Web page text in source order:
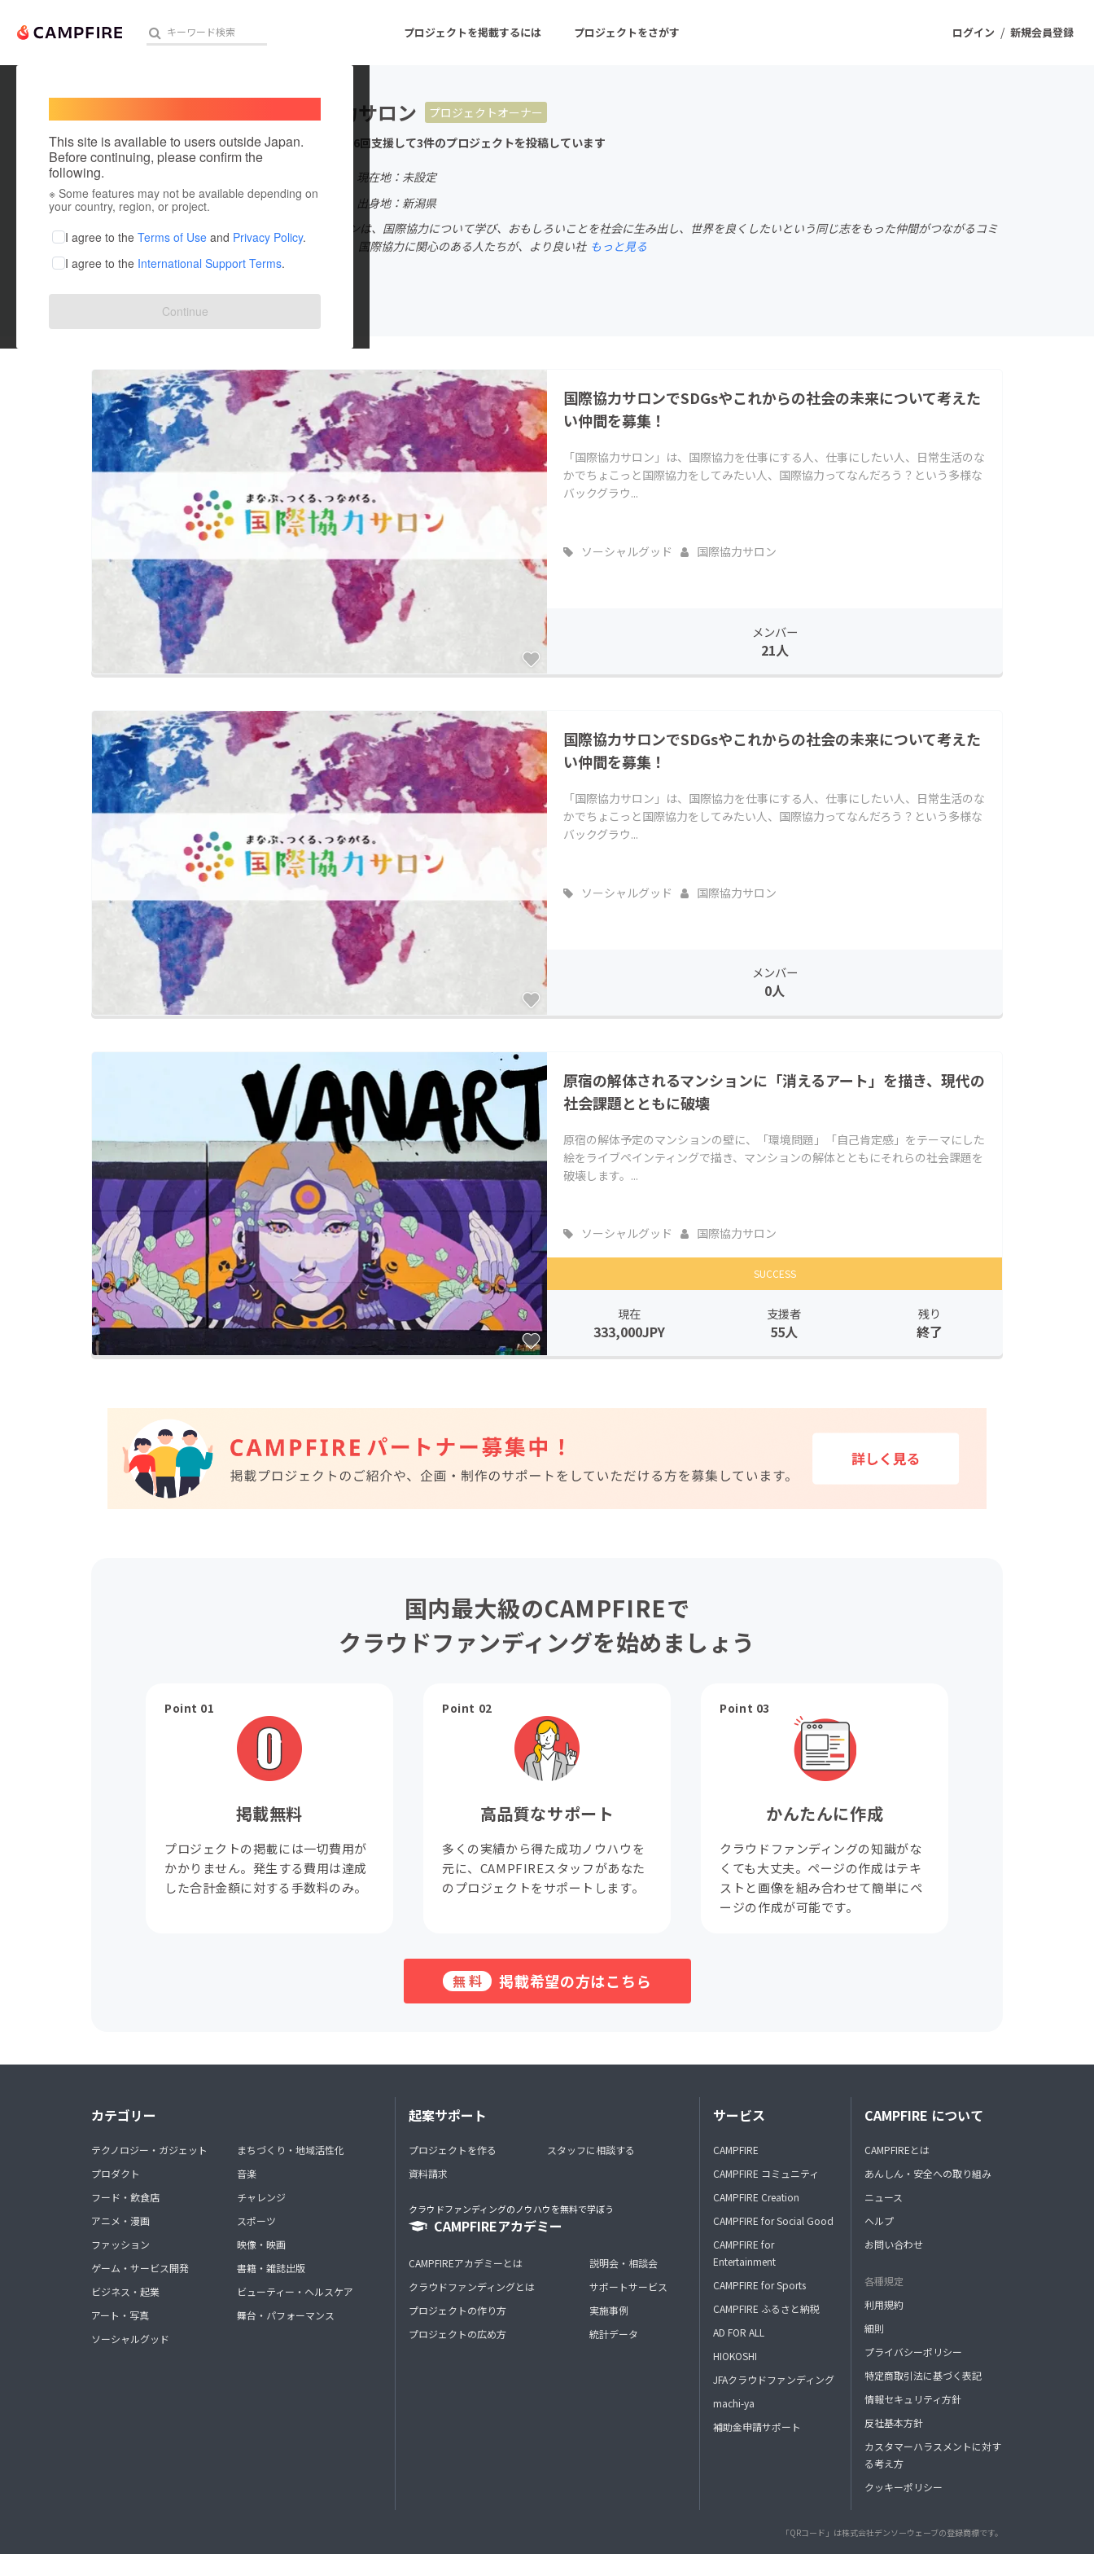
ログイン / 新規会員登録
プロジェクトを掲載するには プロジェクトをさがす
人気のプロジェクト 注目のリターン 注目の新着プロジェクト
アート・写真 音楽
テクノロジー・ガジェット
ゲーム・サービス開発 フード・飲食店
ファッション
映像・映画
ビジネス・起業
まちづくり・地域活性化
CAMPFIRE for Social Good
CAMPFIRE Creation
CAMPFIREふるさと納税
machi-ya コミュニティ
This site is available to users outside Japan.
Before continuing, please confirm the
following.
※ Some features may not be available depending on
your country, region, or project.
I agree to the Terms of Use and Privacy Policy.
I agree to the International Support Terms.
Continue
国際協力サロン
プロジェクトオーナー
これまでに6回支援して3件のプロジェクトを投稿しています
現在地：未設定
出身国：日本
出身地：新潟県
国際協力サロンは、国際協力について学び、おもしろいことを社会に生み出し、世界を良くしたいという同じ志をもった仲間がつながるコミ
ュニティです。国際協力に関心のある人たちが、より良い社 もっと見る
プロジェクト
国際協力サロンでSDGsやこれからの社会の未来について考えた
い仲間を募集！
「国際協力サロン」は、国際協力を仕事にする人、仕事にしたい人、日常生活のな
かでちょこっと国際協力をしてみたい人、国際協力ってなんだろう？という多様な
バックグラウ...
ソーシャルグッド 国際協力サロン
メンバー
21人
国際協力サロンでSDGsやこれからの社会の未来について考えた
い仲間を募集！
「国際協力サロン」は、国際協力を仕事にする人、仕事にしたい人、日常生活のな
かでちょこっと国際協力をしてみたい人、国際協力ってなんだろう？という多様な
バックグラウ...
ソーシャルグッド 国際協力サロン
メンバー
0人
原宿の解体されるマンションに「消えるアート」を描き、現代の
社会課題とともに破壊
原宿の解体予定のマンションの壁に、「環境問題」「自己肯定感」をテーマにした
絵をライブペインティングで描き、マンションの解体とともにそれらの社会課題を
破壊します。...
ソーシャルグッド 国際協力サロン
SUCCESS
現在
333,000JPY
支援者
55人
残り
終了
国内最大級のCAMPFIREで
クラウドファンディングを始めましょう
Point 01
掲載無料
プロジェクトの掲載には一切費用が
かかりません。発生する費用は達成
した合計金額に対する手数料のみ。
Point 02
高品質なサポート
多くの実績から得た成功ノウハウを
元に、CAMPFIREスタッフがあなた
のプロジェクトをサポートします。
Point 03
かんたんに作成
クラウドファンディングの知識がな
くても大丈夫。ページの作成はテキ
ストと画像を組み合わせて簡単にペ
ージの作成が可能です。
無料 掲載希望の方はこちら
カテゴリー
テクノロジー・ガジェット
プロダクト
フード・飲食店
アニメ・漫画
ファッション
ゲーム・サービス開発
ビジネス・起業
アート・写真
ソーシャルグッド
まちづくり・地域活性化
音楽
チャレンジ
スポーツ
映像・映画
書籍・雑誌出版
ビューティー・ヘルスケア
舞台・パフォーマンス
起案サポート
プロジェクトを作る
資料請求
スタッフに相談する
クラウドファンディングのノウハウを無料で学ぼう
CAMPFIREアカデミー
CAMPFIREアカデミーとは
クラウドファンディングとは
プロジェクトの作り方
プロジェクトの広め方
説明会・相談会
サポートサービス
実施事例
統計データ
サービス
CAMPFIRE
CAMPFIRE コミュニティ
CAMPFIRE Creation
CAMPFIRE for Social Good
CAMPFIRE for
Entertainment
CAMPFIRE for Sports
CAMPFIRE ふるさと納税
AD FOR ALL
HIOKOSHI
JFAクラウドファンディング
machi-ya
補助金申請サポート
CAMPFIRE について
CAMPFIREとは
あんしん・安全への取り組み
ニュース
ヘルプ
お問い合わせ
各種規定
利用規約
細則
プライバシーポリシー
特定商取引法に基づく表記
情報セキュリティ方針
反社基本方針
カスタマーハラスメントに対す
る考え方
クッキーポリシー
「QRコード」は株式会社デンソーウェーブの登録商標です。